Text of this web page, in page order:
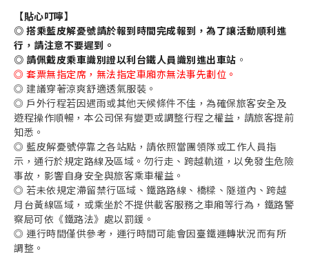
【貼心叮嚀】
◎ 搭乘藍皮解憂號請於報到時間完成報到，為了讓活動順利進
行，請注意不要遲到。
◎ 請佩戴皮乘車識別證以利台鐵人員識別進出車站 。
◎ 套票無指定席，無法指定車廂亦無法事先劃位。
◎ 建議穿著涼爽舒適透氣服裝。
◎ 戶外行程若因遇雨或其他天候條件不佳，為確保旅客安全及
遊程操作順暢，本公司保有變更或調整行程之權益，請旅客提前
知悉。
◎ 藍皮解憂號停靠之各站點，請依照當團領隊或工作人員指
示，通行於規定路線及區域。勿行走、跨越軌道，以免發生危險
事故，影響自身安全與旅客乘車權益。
◎ 若未依規定滯留禁行區域、鐵路路線、橋樑、隧道內、跨越
月台黃線區域，或乘坐於不提供載客服務之車廂等行為，鐵路警
察局可依《鐵路法》處以罰鍰。
◎ 運行時間僅供參考，運行時間可能會因臺鐵運轉狀況而有所
調整。